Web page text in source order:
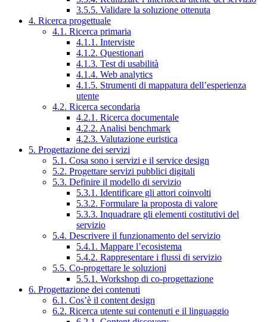
3.5.5. Validare la soluzione ottenuta
4. Ricerca progettuale
4.1. Ricerca primaria
4.1.1. Interviste
4.1.2. Questionari
4.1.3. Test di usabilità
4.1.4. Web analytics
4.1.5. Strumenti di mappatura dell’esperienza
utente
4.2. Ricerca secondaria
4.2.1. Ricerca documentale
4.2.2. Analisi benchmark
4.2.3. Valutazione euristica
5. Progettazione dei servizi
5.1. Cosa sono i servizi e il service design
5.2. Progettare servizi pubblici digitali
5.3. Definire il modello di servizio
5.3.1. Identificare gli attori coinvolti
5.3.2. Formulare la proposta di valore
5.3.3. Inquadrare gli elementi costitutivi del
servizio
5.4. Descrivere il funzionamento del servizio
5.4.1. Mappare l’ecosistema
5.4.2. Rappresentare i flussi di servizio
5.5. Co-progettare le soluzioni
5.5.1. Workshop di co-progettazione
6. Progettazione dei contenuti
6.1. Cos’è il content design
6.2. Ricerca utente sui contenuti e il linguaggio